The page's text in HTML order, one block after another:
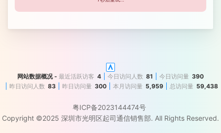
网站数据概况 - 最近活跃访客 4 今日访问人数 81 今日访问量 390
昨日访问人数 83 昨日访问量 300 本月访问量 5,959 总访问量 59,438
粤ICP备2023144474号
Copyright ©2025 深圳市光明区起司通信销售部. All Rights Reserved.